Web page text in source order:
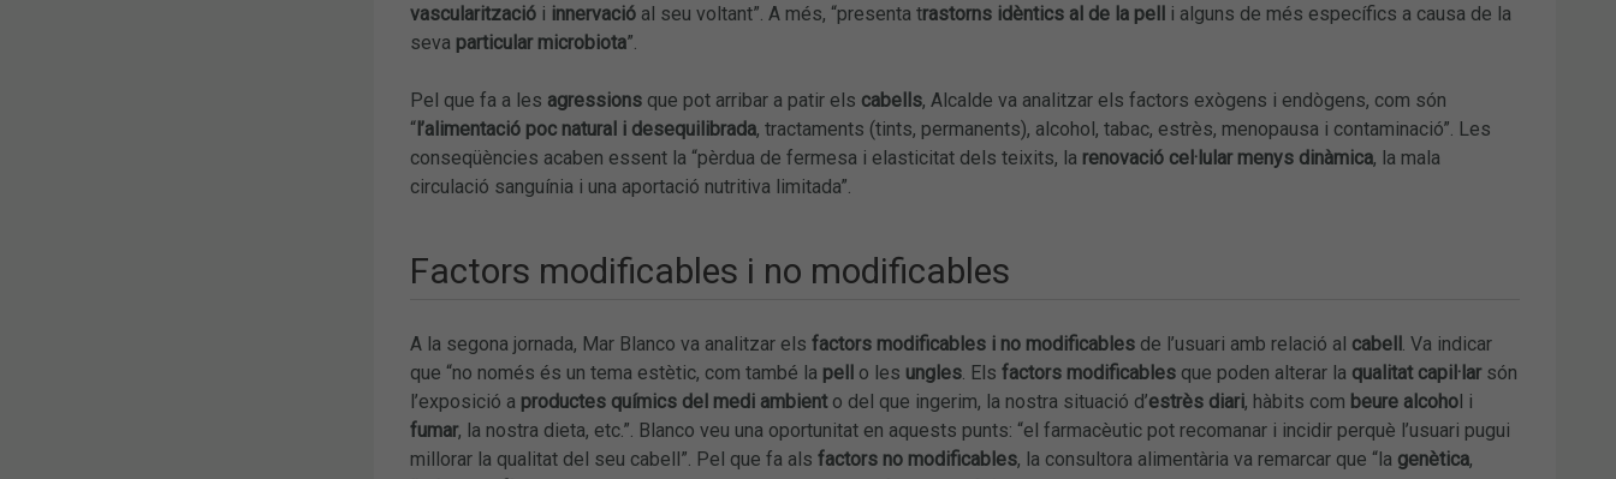
vascularització i innervació al seu voltant”. A més, “presenta trastorns idèntics al de la pell i alguns de més específics a causa de la
seva particular microbiota”.
Pel que fa a les agressions que pot arribar a patir els cabells, Alcalde va analitzar els factors exògens i endògens, com són
“l’alimentació poc natural i desequilibrada, tractaments (tints, permanents), alcohol, tabac, estrès, menopausa i contaminació”. Les
conseqüències acaben essent la “pèrdua de fermesa i elasticitat dels teixits, la renovació cel·lular menys dinàmica, la mala
circulació sanguínia i una aportació nutritiva limitada”.
Factors modificables i no modificables
A la segona jornada, Mar Blanco va analitzar els factors modificables i no modificables de l’usuari amb relació al cabell . Va indicar
que “no només és un tema estètic, com també la pell o les ungles. Els factors modificablesque poden alterar la qualitat capil·lar són
l’exposició a productes químics del medi ambiento del que ingerim, la nostra situació d’estrès diari, hàbits com beure alcohol i
fumar, la nostra dieta, etc.”. Blanco veu una oportunitat en aquests punts: “el farmacèutic pot recomanar i incidir perquè l’usuari pugui
millorar la qualitat del seu cabell”. Pel que fa als factors no modificables, la consultora alimentària va remarcar que “la genètica,